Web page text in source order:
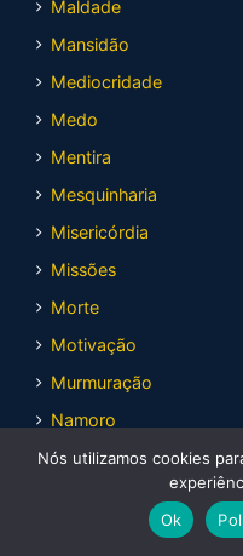
Maldade
Mansidão
Mediocridade
Medo
Mentira
Mesquinharia
Misericórdia
Missões
Morte
Motivação
Murmuração
Namoro
Obediência
Nós utilizamos cookies
Ok